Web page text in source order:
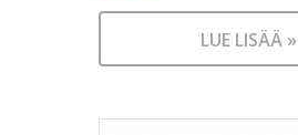
LUE LISÄÄ »